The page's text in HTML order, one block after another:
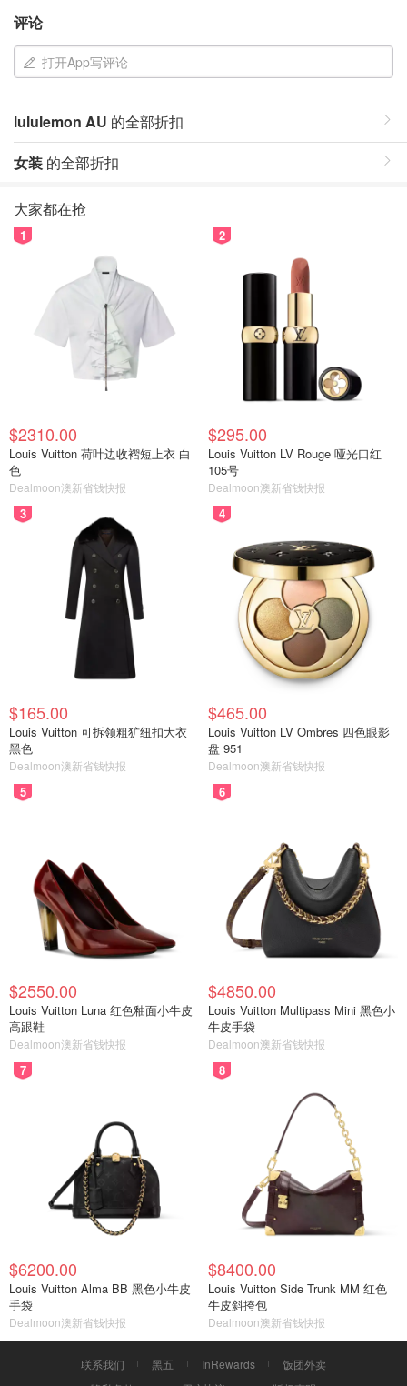
评论
打开App写评论
lululemon AU 的全部折扣
女装 的全部折扣
大家都在抢
1
$2310.00
Louis Vuitton 荷叶边收褶短上衣 白
色
Dealmoon澳新省钱快报
2
$295.00
Louis Vuitton LV Rouge 哑光口红
105号
Dealmoon澳新省钱快报
3
$165.00
Louis Vuitton 可拆领粗犷纽扣大衣
黑色
Dealmoon澳新省钱快报
4
$465.00
Louis Vuitton LV Ombres 四色眼影
盘 951
Dealmoon澳新省钱快报
5
$2550.00
Louis Vuitton Luna 红色釉面小牛皮
高跟鞋
Dealmoon澳新省钱快报
6
$4850.00
Louis Vuitton Multipass Mini 黑色小
牛皮手袋
Dealmoon澳新省钱快报
7
$6200.00
Louis Vuitton Alma BB 黑色小牛皮
手袋
Dealmoon澳新省钱快报
8
$8400.00
Louis Vuitton Side Trunk MM 红色
牛皮斜挎包
Dealmoon澳新省钱快报
联系我们 黑五 InRewards
饭团外卖